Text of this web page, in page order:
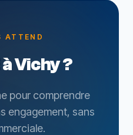
ATTEND
Vichy ?
pour comprendre
engagement, sans